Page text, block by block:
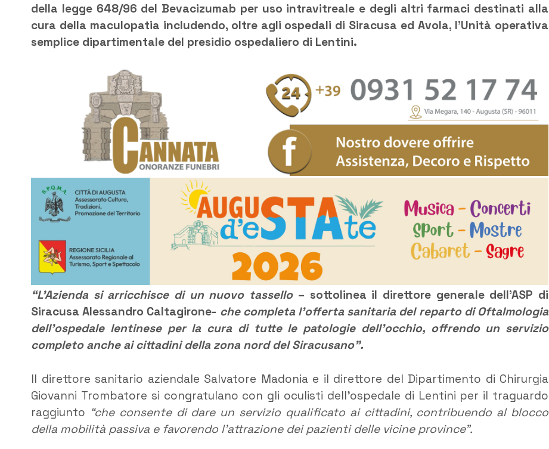
della legge 648/96 del Bevacizumab per uso intravitreale e degli altri farmaci destinati alla
cura della maculopatia includendo, oltre agli ospedali di Siracusa ed Avola, l’Unità operativa
semplice dipartimentale del presidio ospedaliero di Lentini.
“L’Azienda si arricchisce di un nuovo tassello – sottolinea il direttore generale dell’ASP di
Siracusa Alessandro Caltagirone- che completa l’offerta sanitaria del reparto di Oftalmologia
dell’ospedale lentinese per la cura di tutte le patologie dell’occhio, offrendo un servizio
completo anche ai cittadini della zona nord del Siracusano”.
Il direttore sanitario aziendale Salvatore Madonia e il direttore del Dipartimento di Chirurgia
Giovanni Trombatore si congratulano con gli oculisti dell’ospedale di Lentini per il traguardo
raggiunto “che consente di dare un servizio qualificato ai cittadini, contribuendo al blocco
della mobilità passiva e favorendo l’attrazione dei pazienti delle vicine province”.